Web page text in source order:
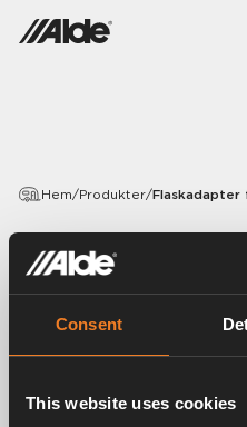
Consent
This website uses cookies
Hem/Produkter/Flaskadapter
PRODUKTER
POL